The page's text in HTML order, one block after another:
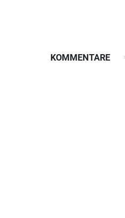
KOMMENTARE